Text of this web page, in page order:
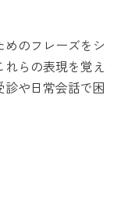
のフレーズをシ
らの表現を覚え
や日常会話で困